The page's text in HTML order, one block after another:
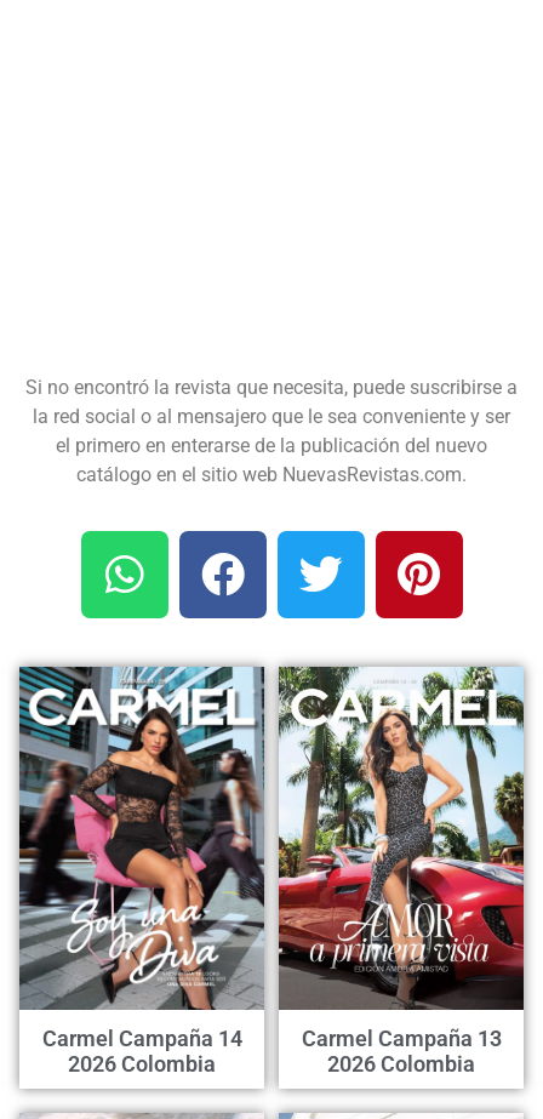
Si no encontró la revista que necesita, puede suscribirse a
la red social o al mensajero que le sea conveniente y ser
el primero en enterarse de la publicación del nuevo
catálogo en el sitio web NuevasRevistas.com.
Carmel Campaña 14
2026 Colombia
Carmel Campaña 13
2026 Colombia